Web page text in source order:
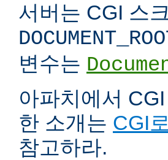
서버는 CGI 스
변수는
아파치에서
한 소개는 CGI
참고하라.